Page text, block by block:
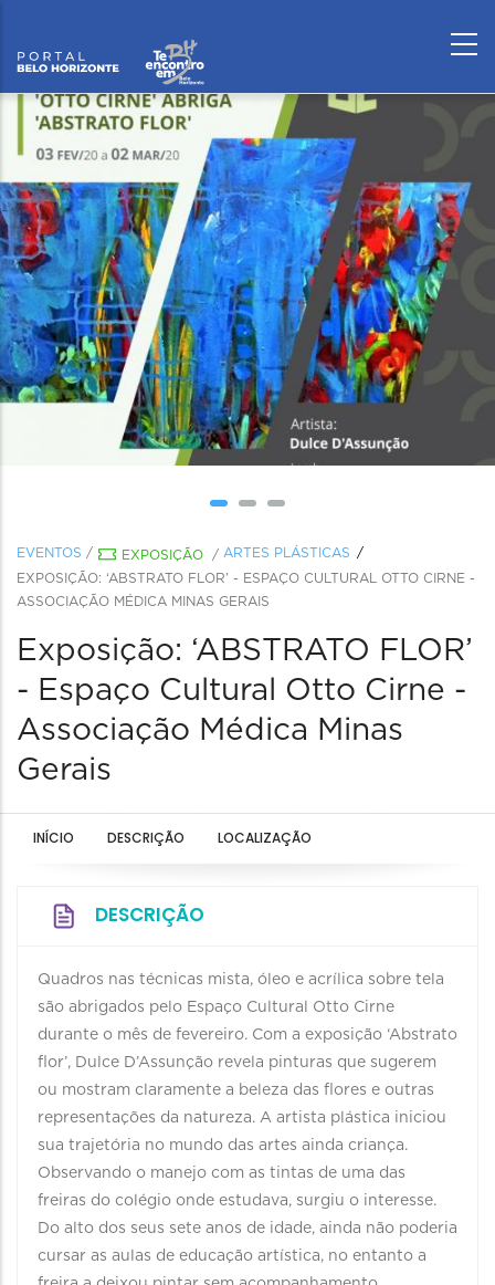
EVENTOS / EXPOSIÇÃO / ARTES PLÁSTICAS
EXPOSIÇÃO: ‘ABSTRATO FLOR’ - ESPAÇO CULTURAL OTTO CIRNE -
ASSOCIAÇÃO MÉDICA MINAS GERAIS
Exposição: ‘ABSTRATO FLOR’
- Espaço Cultural Otto Cirne -
Associação Médica Minas
Gerais
INÍCIO DESCRIÇÃO LOCALIZAÇÃO
DESCRIÇÃO
Quadros nas técnicas mista, óleo e acrílica sobre tela
são abrigados pelo Espaço Cultural Otto Cirne
durante o mês de fevereiro. Com a exposição ‘Abstrato
flor’, Dulce D’Assunção revela pinturas que sugerem
ou mostram claramente a beleza das flores e outras
representações da natureza. A artista plástica iniciou
sua trajetória no mundo das artes ainda criança.
Observando o manejo com as tintas de uma das
freiras do colégio onde estudava, surgiu o interesse.
Do alto dos seus sete anos de idade, ainda não poderia
cursar as aulas de educação artística, no entanto a